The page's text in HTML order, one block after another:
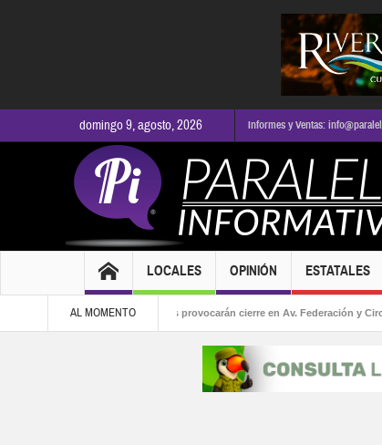
domingo 9, agosto, 2026 Informes y Ventas:
LOCALES OPINIÓN ESTATALES
AL MOMENTO
Obras viales provocarán cierre en Av. Federación y Circuito